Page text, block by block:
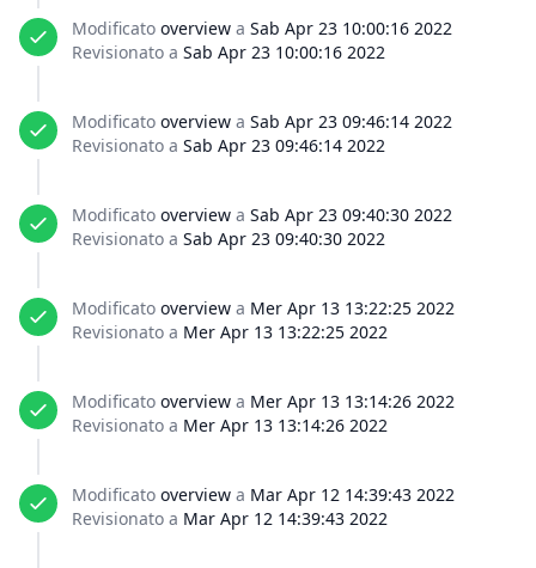
Modificato overview a Sab Apr 23 10:00:16 2022
Revisionato a Sab Apr 23 10:00:16 2022
Modificato overview a Sab Apr 23 09:46:14 2022
Revisionato a Sab Apr 23 09:46:14 2022
Modificato overview a Sab Apr 23 09:40:30 2022
Revisionato a Sab Apr 23 09:40:30 2022
Modificato overview a Mer Apr 13 13:22:25 2022
Revisionato a Mer Apr 13 13:22:25 2022
Modificato overview a Mer Apr 13 13:14:26 2022
Revisionato a Mer Apr 13 13:14:26 2022
Modificato overview a Mar Apr 12 14:39:43 2022
Revisionato a Mar Apr 12 14:39:43 2022